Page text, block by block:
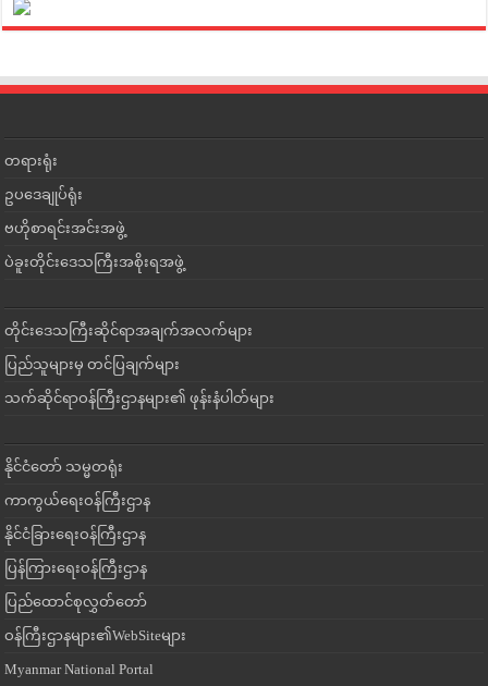
တရားရုံး
ဥပဒေချုပ်ရုံး
ဗဟိုစာရင်းအင်းအဖွဲ့
ပဲခူးတိုင်းဒေသကြီးအစိုးရအဖွဲ့
တိုင်းဒေသကြီးဆိုင်ရာအချက်အလက်များ
ပြည်သူများမှ တင်ပြချက်များ
သက်ဆိုင်ရာဝန်ကြီးဌာနများ၏ ဖုန်းနံပါတ်များ
နိုင်ငံတော် သမ္မတရုံး
ကာကွယ်ရေးဝန်ကြီးဌာန
နိုင်ငံခြားရေးဝန်ကြီးဌာန
ပြန်ကြားရေးဝန်ကြီးဌာန
ပြည်ထောင်စုလွှတ်တော်
ဝန်ကြီးဌာနများ၏WebSiteများ
Myanmar National Portal